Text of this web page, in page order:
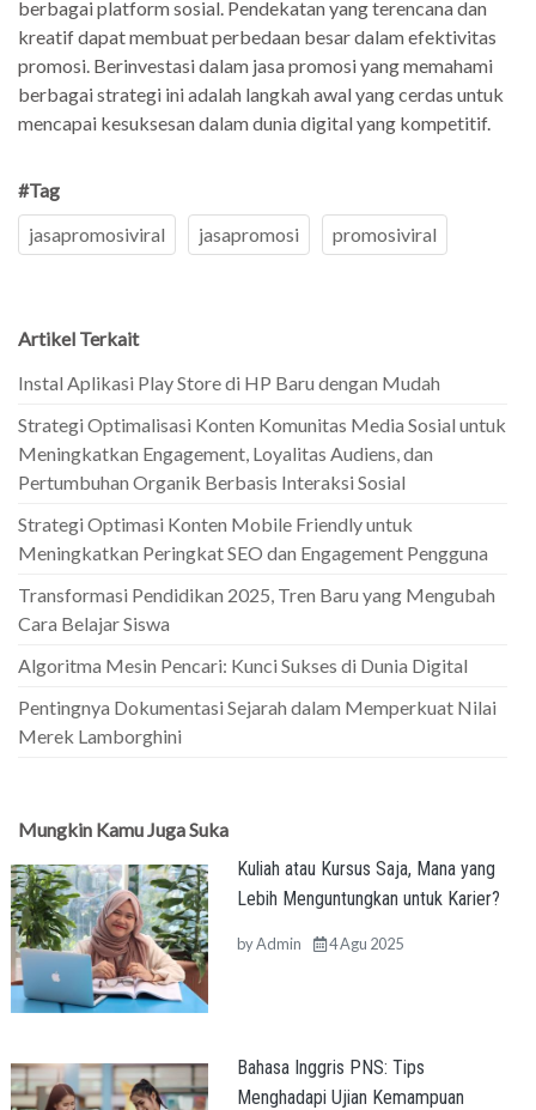
berbagai platform sosial. Pendekatan yang terencana dan
kreatif dapat membuat perbedaan besar dalam efektivitas
promosi. Berinvestasi dalam jasa promosi yang memahami
berbagai strategi ini adalah langkah awal yang cerdas untuk
mencapai kesuksesan dalam dunia digital yang kompetitif.
#Tag
jasapromosiviral
jasapromosi promosiviral
Artikel Terkait
Instal Aplikasi Play Store di HP Baru dengan Mudah
Strategi Optimalisasi Konten Komunitas Media Sosial untuk
Meningkatkan Engagement, Loyalitas Audiens, dan
Pertumbuhan Organik Berbasis Interaksi Sosial
Strategi Optimasi Konten Mobile Friendly untuk
Meningkatkan Peringkat SEO dan Engagement Pengguna
Transformasi Pendidikan 2025, Tren Baru yang Mengubah
Cara Belajar Siswa
Algoritma Mesin Pencari: Kunci Sukses di Dunia Digital
Pentingnya Dokumentasi Sejarah dalam Memperkuat Nilai
Merek Lamborghini
Mungkin Kamu Juga Suka
Kuliah atau Kursus Saja, Mana yang
Lebih Menguntungkan untuk Karier?
byAdmin 4 Agu 2025
Bahasa Inggris PNS: Tips
Menghadapi Ujian Kemampuan